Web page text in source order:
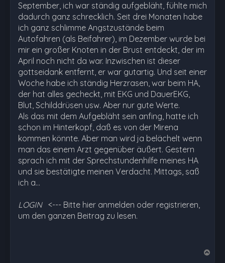
September, ich war ständig aufgebläht, fühlte mich
dadurch ganz schrecklich. Seit drei Monaten habe
ich ganz schlimme Angstzustände beim
Autofahren (als Beifahrer), im Dezember wurde bei
mir ein großer Knoten in der Brust entdeckt, der im
April noch nicht da war. Inzwischen ist dieser
gottseidank entfernt, er war gutartig. Und seit einer
Woche habe ich ständig Herzrasen, war beim HA,
der hat alles gecheckt, mit EKG und DauerEKG,
Blut, Schilddrüsen usw. Aber nur gute Werte.
Als das mit dem Aufgebläht sein anfing, hatte ich
schon im Hinterkopf, daß es von der Mirena
kommen könnte. Aber man wird ja belächelt wenn
man das einem Arzt gegenüber äußert. Gestern
sprach ich mit der Sprechstundenhilfe meines HA
und sie bestätigte meinen Verdacht. Mittags, saß
ich a…
LOGIN <--- Bitte hier anmelden oder registrieren,
um den ganzen Beitrag zu lesen.